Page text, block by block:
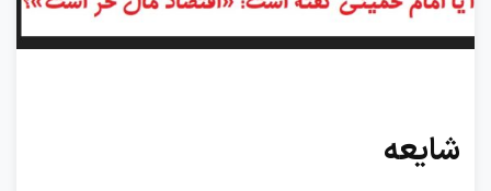
شایعه